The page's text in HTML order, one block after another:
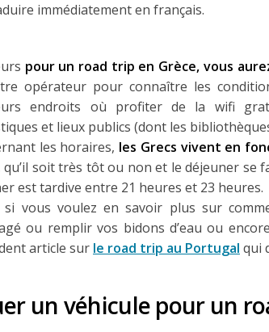
immédiatement en français.
pour un road trip en Grèce, vous
opérateur pour connaître les
endroits où profiter de la wifi
et lieux publics (dont les
les horaires, les Grecs vivent en
qu’il soit très tôt ou non et le déjeuner se
est tardive entre 21 heures et 23 heures.
si vous voulez en savoir plus sur
ou remplir vos bidons d’eau ou
article sur le road trip au Portugal qui
un véhicule pour un